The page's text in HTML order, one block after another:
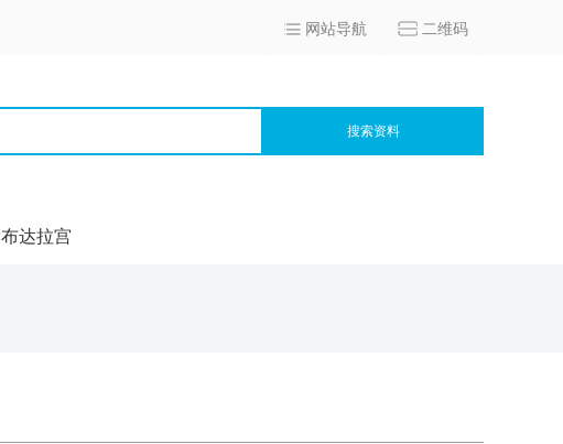
网站导航 二维码
搜索资料
布达拉宫